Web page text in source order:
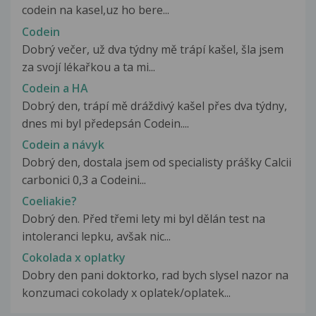
codein na kasel,uz ho bere...
Codein
Dobrý večer, už dva týdny mě trápí kašel, šla jsem
za svojí lékařkou a ta mi...
Codein a HA
Dobrý den, trápí mě dráždivý kašel přes dva týdny,
dnes mi byl předepsán Codein....
Codein a návyk
Dobrý den, dostala jsem od specialisty prášky Calcii
carbonici 0,3 a Codeini...
Coeliakie?
Dobrý den. Před třemi lety mi byl dělán test na
intoleranci lepku, avšak nic...
Cokolada x oplatky
Dobry den pani doktorko, rad bych slysel nazor na
konzumaci cokolady x oplatek/oplatek...